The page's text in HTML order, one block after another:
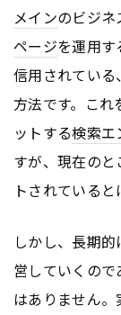
メインのビジネ
ページを運用す
信用されている
方法です。これ
ットする検索エ
すが、現在の
トされていると
しかし、長期
営していくので
はありません